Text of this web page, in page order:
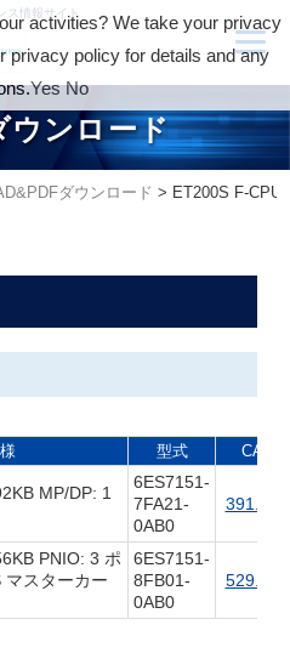
ス情報サイト
ウンロード
ダウンロード > ET200S F-CPU
型式 CAD
MP/DP: 1
6ES7151-
7FA21-
0AB0
391.0KB
PNIO: 3 ポ
マスターカー
6ES7151-
8FB01-
0AB0
529.0KB
activities? We take your privacy
privacy policy for details and any
Yes No